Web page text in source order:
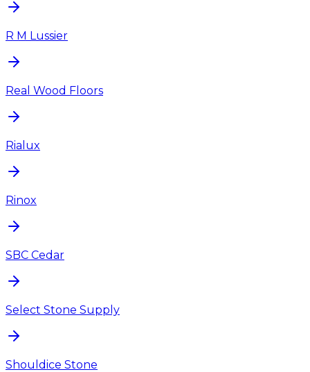
R M Lussier
Real Wood Floors
Rialux
Rinox
SBC Cedar
Select Stone Supply
Shouldice Stone